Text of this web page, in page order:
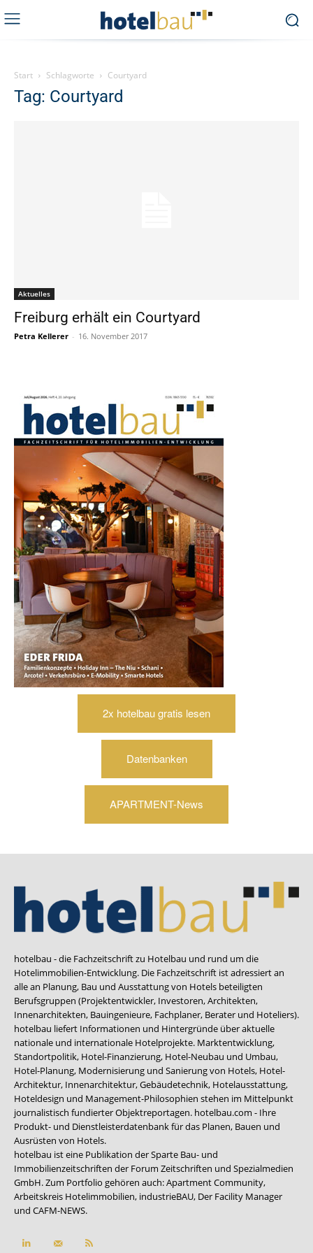
Start Schlagworte Courtyard
Tag: Courtyard
Aktuelles
Freiburg erhält ein Courtyard
Petra Kellerer - 16. November 2017
2x hotelbau gratis lesen
Datenbanken
APARTMENT-News
hotelbau - die Fachzeitschrift zu Hotelbau und rund um die
Hotelimmobilien-Entwicklung. Die Fachzeitschrift ist adressiert an
alle an Planung, Bau und Ausstattung von Hotels beteiligten
Berufsgruppen (Projektentwickler, Investoren, Architekten,
Innenarchitekten, Bauingenieure, Fachplaner, Berater und Hoteliers).
hotelbau liefert Informationen und Hintergründe über aktuelle
nationale und internationale Hotelprojekte. Marktentwicklung,
Standortpolitik, Hotel-Finanzierung, Hotel-Neubau und Umbau,
Hotel-Planung, Modernisierung und Sanierung von Hotels, Hotel-
Architektur, Innenarchitektur, Gebäudetechnik, Hotelausstattung,
Hoteldesign und Management-Philosophien stehen im Mittelpunkt
journalistisch fundierter Objektreportagen. hotelbau.com - Ihre
Produkt- und Dienstleisterdatenbank für das Planen, Bauen und
Ausrüsten von Hotels.
hotelbau ist eine Publikation der Sparte Bau- und
Immobilienzeitschriften der Forum Zeitschriften und Spezialmedien
GmbH. Zum Portfolio gehören auch:Apartment Community,
Arbeitskreis Hotelimmobilien, industrieBAU, Der Facility Manager
und CAFM-NEWS.